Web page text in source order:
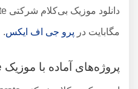
مگابایت در پرو جی اف ایکس.
پروژه‌های آماده با موزیک Tech Corporate